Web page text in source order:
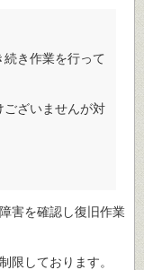
き作業を行って
ございませんが対
害を確認し復旧作業
限しております。